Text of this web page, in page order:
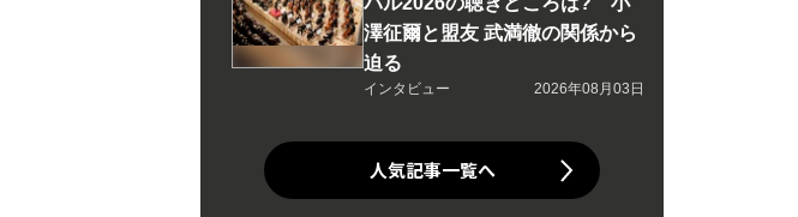
澤征爾と盟友 武満徹の関係から
迫る
インタビュー 2026年08月03日
人気記事一覧へ